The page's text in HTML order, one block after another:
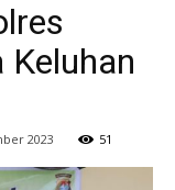
Keluhan
2023 51